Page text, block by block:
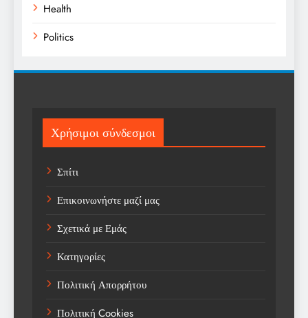
Health
Politics
Sports
Technology
Trending
Weather
Αγορά
Αγορά Εργασίας
Αγροτικά Νέα
Χρήσιμοι σύνδεσμοι
Σπίτι
Επικοινωνήστε μαζί μας
Σχετικά με Εμάς
Κατηγορίες
Πολιτική Απορρήτου
Πολιτική Cookies